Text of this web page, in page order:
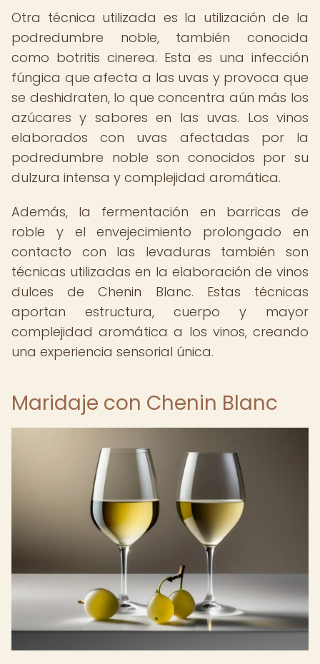
Otra técnica utilizada es la utilización de la
podredumbre noble, también conocida
como botritis cinerea. Esta es una infección
fúngica que afecta a las uvas y provoca que
se deshidraten, lo que concentra aún más los
azúcares y sabores en las uvas. Los vinos
elaborados con uvas afectadas por la
podredumbre noble son conocidos por su
dulzura intensa y complejidad aromática.
Además, la fermentación en barricas de
roble y el envejecimiento prolongado en
contacto con las levaduras también son
técnicas utilizadas en la elaboración de vinos
dulces de Chenin Blanc. Estas técnicas
aportan estructura, cuerpo y mayor
complejidad aromática a los vinos, creando
una experiencia sensorial única.
Maridaje con Chenin Blanc